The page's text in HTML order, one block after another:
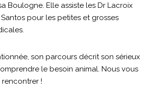
Boulogne. Elle assiste les Dr Lacroix
pour les petites et grosses
son parcours décrit son sérieux
le besoin animal. Nous vous
!